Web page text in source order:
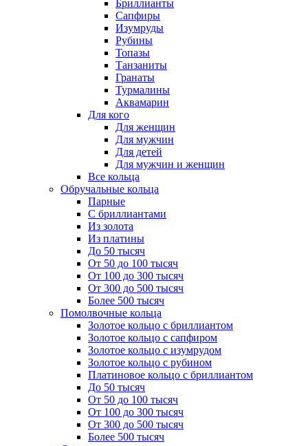
Бриллианты
Сапфиры
Изумруды
Рубины
Топазы
Танзаниты
Гранаты
Турмалины
Аквамарин
Для кого
Для женщин
Для мужчин
Для детей
Для мужчин и женщин
Все кольца
Обручальные кольца
Парные
С бриллиантами
Из золота
Из платины
До 50 тысяч
От 50 до 100 тысяч
От 100 до 300 тысяч
От 300 до 500 тысяч
Более 500 тысяч
Помолвочные кольца
Золотое кольцо с бриллиантом
Золотое кольцо с сапфиром
Золотое кольцо с изумрудом
Золотое кольцо с рубином
Платиновое кольцо с бриллиантом
До 50 тысяч
От 50 до 100 тысяч
От 100 до 300 тысяч
От 300 до 500 тысяч
Более 500 тысяч